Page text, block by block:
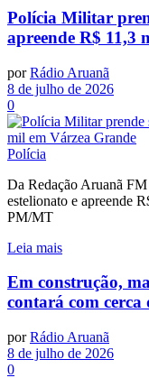
Polícia Militar
apreende R$ 11,3
por Rádio Aruanã
8 de julho de 2026
0
Polícia
Da Redação Aruanã
estelionato e apreende
PM/MT
Leia mais
Em construção,
contará com cerca
por Rádio Aruanã
8 de julho de 2026
0